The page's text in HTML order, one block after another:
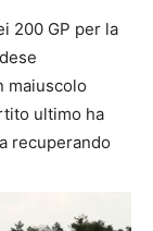
200 GP per la
maiuscolo
ultimo ha
recuperando